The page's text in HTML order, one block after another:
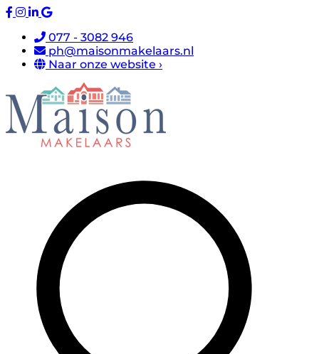
077 - 3082 946
ph@maisonmakelaars.nl
Naar onze website ›